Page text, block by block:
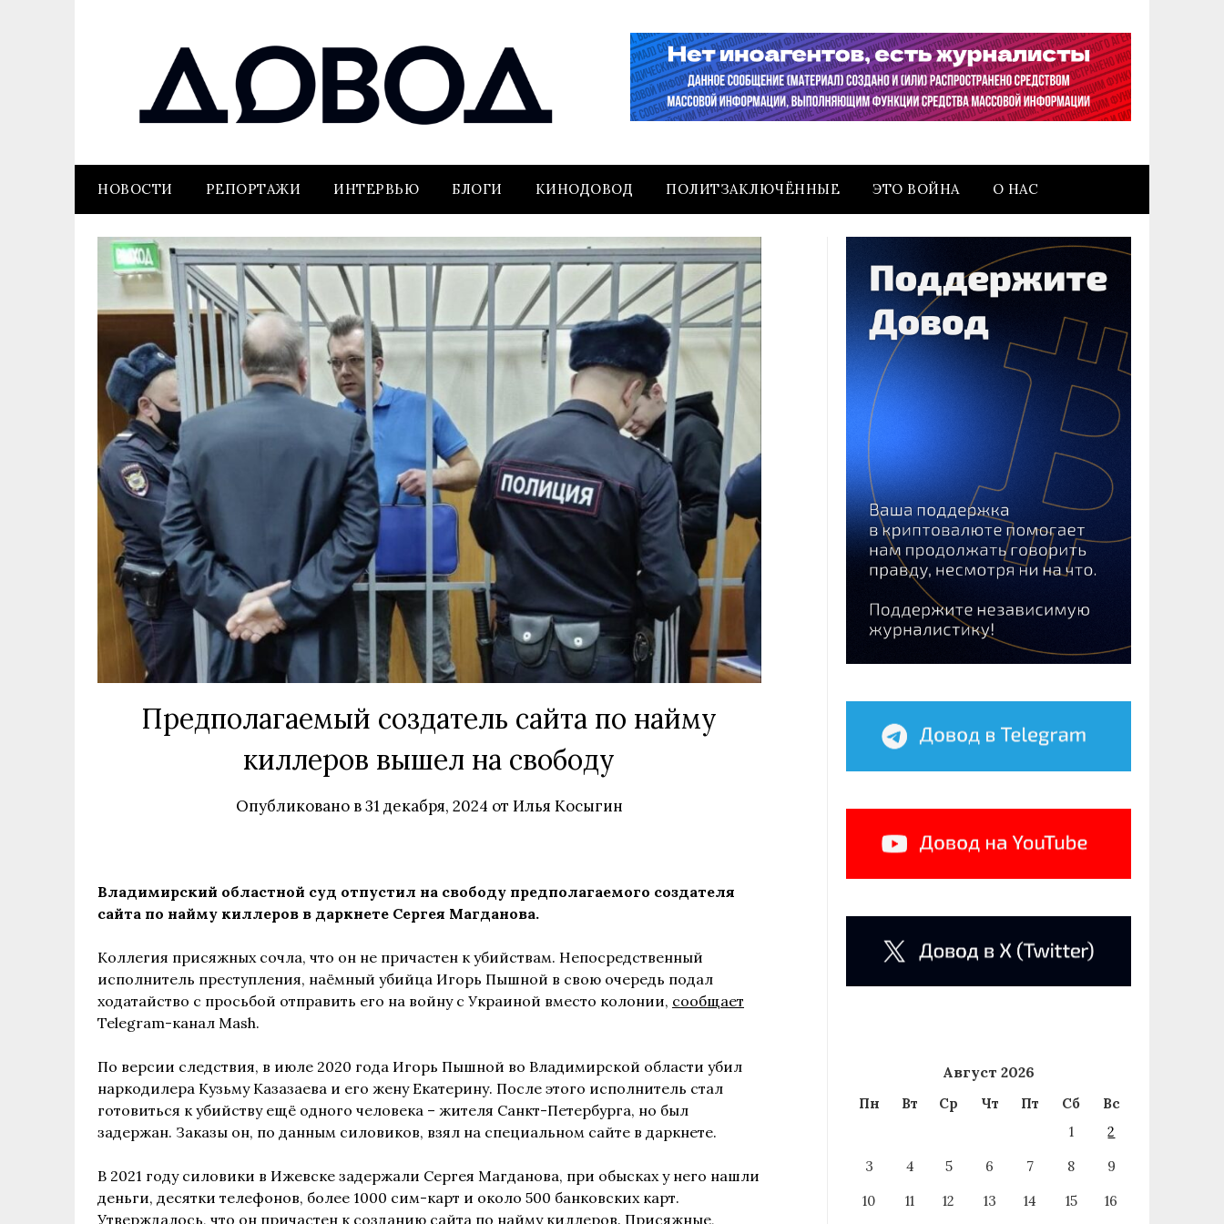
НОВОСТИ РЕПОРТАЖИ ИНТЕРВЬЮ БЛОГИ КИНОДОВОД ПОЛИТЗАКЛЮЧЁННЫЕ ЭТО ВОЙНА О НАС
Предполагаемый создатель сайта по найму
киллеров вышел на свободу
Опубликовано в31 декабря, 2024 от Илья Косыгин
Владимирский областной суд отпустил на свободу предполагаемого создателя
сайта по найму киллеров в даркнете Сергея Магданова.
Коллегия присяжных сочла, что он не причастен к убийствам. Непосредственный
исполнитель преступления, наёмный убийца Игорь Пышной в свою очередь подал
ходатайство с просьбой отправить его на войну с Украиной вместо колонии, сообщает
Telegram-канал Mash.
По версии следствия, в июле 2020 года Игорь Пышной во Владимирской области убил
наркодилера Кузьму Казазаева и его жену Екатерину. После этого исполнитель стал
готовиться к убийству ещё одного человека – жителя Санкт-Петербурга, но был
задержан. Заказы он, по данным силовиков, взял на специальном сайте в даркнете.
В 2021 году силовики в Ижевске задержали Сергея Магданова, при обысках у него нашли
деньги, десятки телефонов, более 1000 сим-карт и около 500 банковских карт.
Утверждалось, что он причастен к созданию сайта по найму киллеров. Присяжные,
Август 2026
Пн Вт Ср Чт Пт Сб
Вс
1
2
3
4 5 6 7 8
9
10
11 12 13 14 15 16